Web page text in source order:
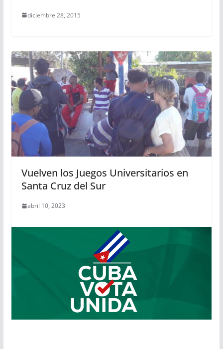
diciembre 28, 2015
Vuelven los Juegos Universitarios en
Santa Cruz del Sur
abril 10, 2023